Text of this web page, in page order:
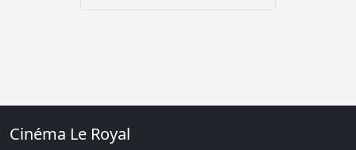
Cinéma Le Royal